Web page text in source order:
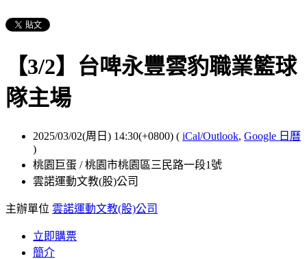
【3/2】台啤永豐雲豹職業籃球
隊主場
2025/03/02(周日) 14:30(+0800) ( iCal/Outlook, Google 日曆
)
桃園巨蛋 / 桃園市桃園區三民路一段1號
雲諾運動文教(股)公司
主辦單位 雲諾運動文教(股)公司
立即購票
簡介